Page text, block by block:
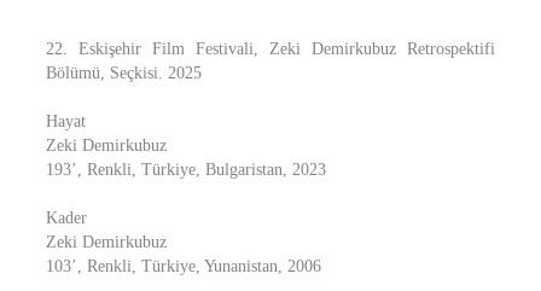
22. Eskişehir Film Festivali, Zeki Demirkubuz Retrospektifi
Bölümü, Seçkisi. 2025
Hayat
Zeki Demirkubuz
193’, Renkli, Türkiye, Bulgaristan, 2023
Kader
Zeki Demirkubuz
103’, Renkli, Türkiye, Yunanistan, 2006